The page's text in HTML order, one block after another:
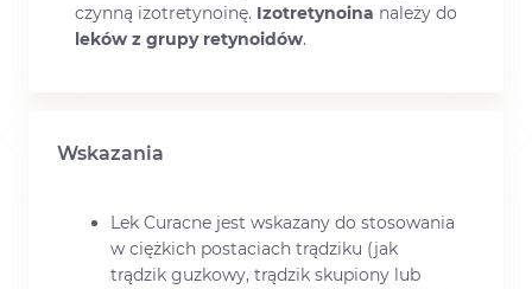
czynną izotretynoinę. Izotretynoina należy do
leków z grupy retynoidów.
Wskazania
Lek Curacne jest wskazany do stosowania
w ciężkich postaciach trądziku (jak
trądzik guzkowy, trądzik skupiony lub